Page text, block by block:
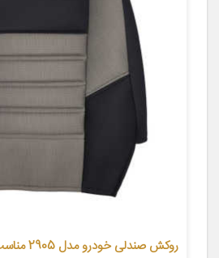
روکش صندلی خودرو مدل 2905 مناسب برای ساینا